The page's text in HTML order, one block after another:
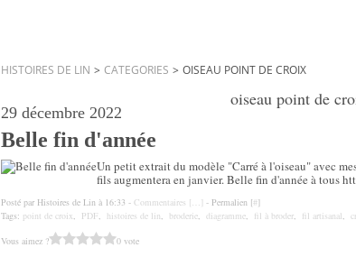
HISTOIRES DE LIN > CATEGORIES > OISEAU POINT DE CROIX
oiseau point de
29 décembre 2022
Belle fin d'année
Un petit extrait du modèle "Carré à l'oiseau" avec
fils augmentera en janvier. Belle fin d'année à tous
Posté par Histoires de Lin à 16:33 - Commentaires [… - Permalien [#]
Tags: point de croix, PDF, histoires de lin, broderie, diagramme, fil à broder, fil artisanal,
Vous aimez ?
0 vote